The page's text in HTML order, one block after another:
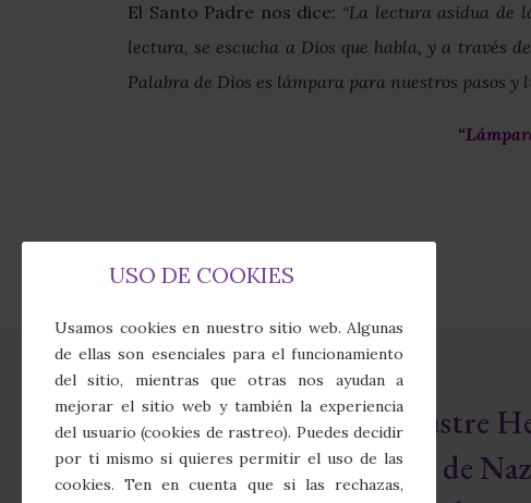
El Santo Padre nos dice: “La lectura asidua de
lectura, se escucha a Dios que habla, y a través
Palabra de Dios es lámpara para nuestros pasos y
Real e Ilustre
Cofradía de
USO DE COOKIES
Usamos cookies en nuestro sitio web. Algunas
de ellas son esenciales para el funcionamiento
del sitio, mientras que otras nos ayudan a
mejorar el sitio web y también la experiencia
del usuario (cookies de rastreo). Puedes decidir
por ti mismo si quieres permitir el uso de las
cookies. Ten en cuenta que si las rechazas,